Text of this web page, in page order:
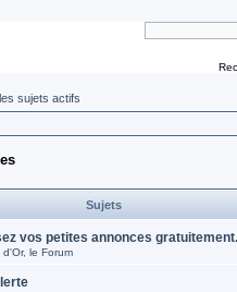
sujets actifs
Sujets
vos petites annonces
le Forum